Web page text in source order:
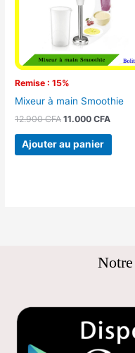
Remise : 15%
Mixeur à main Smoothie
12.900CFA 11.000CFA
Ajouter au panier